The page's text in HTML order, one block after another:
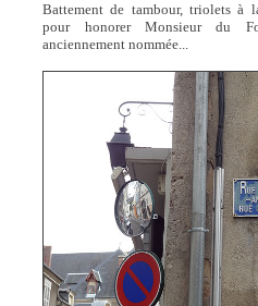
Battement de tambour, triolets à
pour honorer Monsieur du
anciennement nommée...